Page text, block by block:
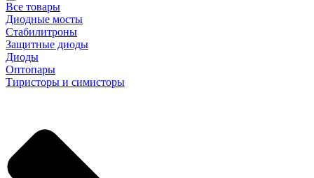
Все товары
Диодные мосты
Стабилитроны
Защитные диоды
Диоды
Оптопары
Тиристоры и симисторы